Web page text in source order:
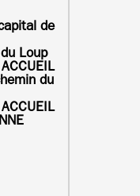
de
Loup
du